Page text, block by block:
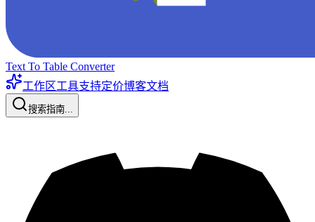
Text To Table Converter
工作区工具支持定价博客文档
搜索指南...